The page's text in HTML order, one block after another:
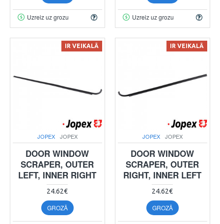
Uzreiz uz grozu Uzreiz uz grozu
IR VEIKALĀ
JOPEX JOPEX
DOOR WINDOW
SCRAPER, OUTER
LEFT, INNER RIGHT
24.62€
GROZĀ
IR VEIKALĀ
JOPEX JOPEX
DOOR WINDOW
SCRAPER, OUTER
RIGHT, INNER LEFT
24.62€
GROZĀ